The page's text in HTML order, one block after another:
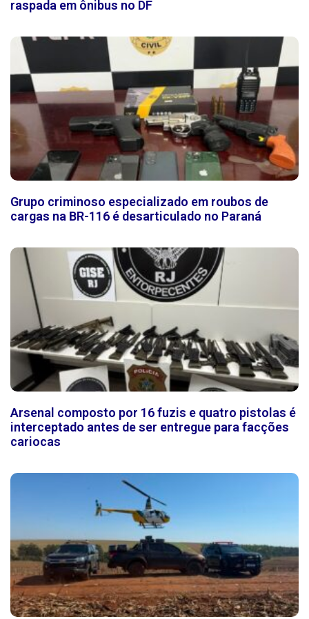
raspada em ônibus no DF
Grupo criminoso especializado em roubos de
cargas na BR-116 é desarticulado no Paraná
Arsenal composto por 16 fuzis e quatro pistolas é
interceptado antes de ser entregue para facções
cariocas